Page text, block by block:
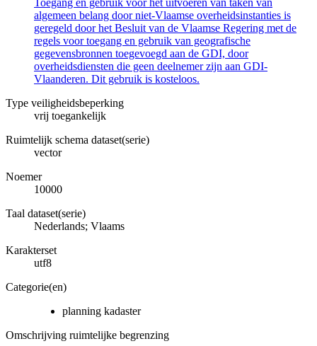
Toegang en gebruik voor het uitvoeren van taken van
algemeen belang door niet-Vlaamse overheidsinstanties is
geregeld door het Besluit van de Vlaamse Regering met de
regels voor toegang en gebruik van geografische
gegevensbronnen toegevoegd aan de GDI, door
overheidsdiensten die geen deelnemer zijn aan GDI-
Vlaanderen. Dit gebruik is kosteloos.
Type veiligheidsbeperking
vrij toegankelijk
Ruimtelijk schema dataset(serie)
vector
Noemer
10000
Taal dataset(serie)
Nederlands; Vlaams
Karakterset
utf8
Categorie(en)
planning kadaster
Omschrijving ruimtelijke begrenzing